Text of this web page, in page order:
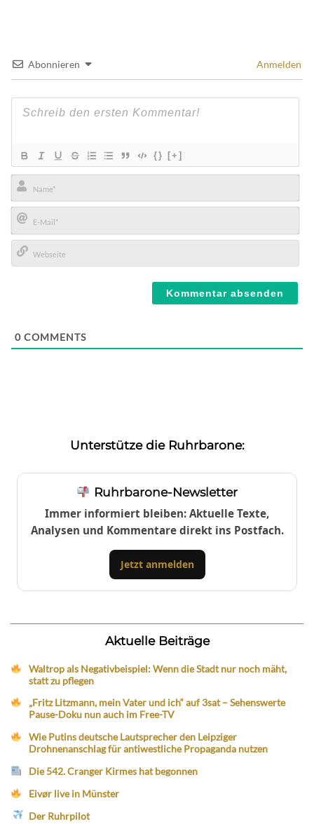
Abonnieren Anmelden
{} [+]
Name*
E-
Mail*
0 COMMENTS
Unterstütze die Ruhrbarone:
Ruhrbarone-Newsletter
Immer informiert bleiben: Aktuelle Texte,
Analysen und Kommentare direkt ins Postfach.
Jetzt anmelden
Aktuelle Beiträge
Waltrop als Negativbeispiel: Wenn die Stadt nur noch mäht,
statt zu pflegen
„Fritz Litzmann, mein Vater und ich“ auf 3sat – Sehenswerte
Pause-Doku nun auch im Free-TV
Wie Putins deutsche Lautsprecher den Leipziger
Drohnenanschlag für antiwestliche Propaganda nutzen
Die 542. Cranger Kirmes hat begonnen
Eivør live in Münster
Der Ruhrpilot